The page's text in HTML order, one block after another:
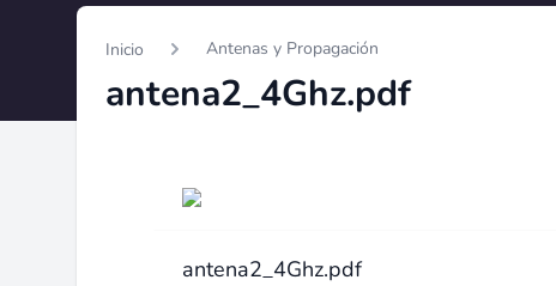
Inicio Antenas y Propagación
antena2_4Ghz.pdf
antena2_4Ghz.pdf